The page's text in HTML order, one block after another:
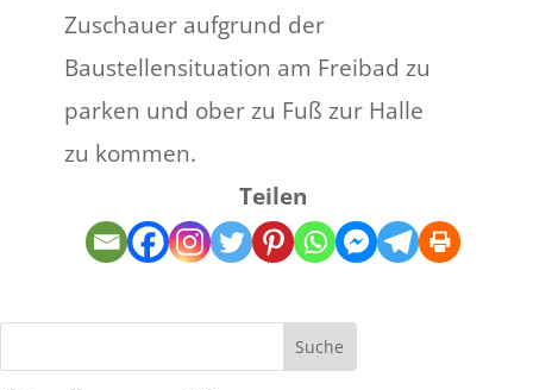
Zuschauer aufgrund der
Baustellensituation am Freibad zu
parken und ober zu Fuß zur Halle
zu kommen.
Teilen